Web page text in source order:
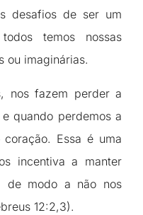
desafios de ser um
temos nossas
ou imaginárias.
nos fazem perder a
quando perdemos a
Essa é uma
incentiva a manter
de modo a não nos
12:2,3).